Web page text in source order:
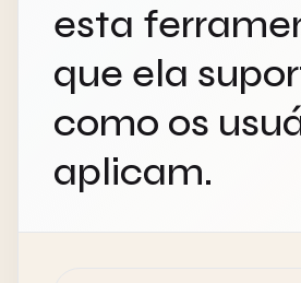
esta
que ela
como os
aplicam.